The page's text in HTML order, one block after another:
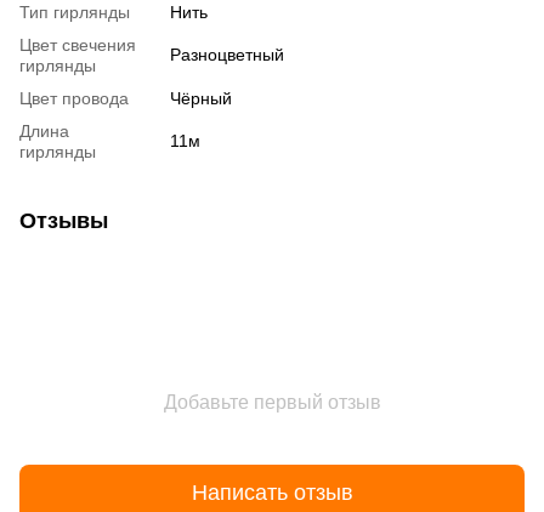
Тип гирлянды
Нить
Цвет свечения
гирлянды
Разноцветный
Цвет провода
Чёрный
Длина
гирлянды
11м
Отзывы
Добавьте первый отзыв
Написать отзыв